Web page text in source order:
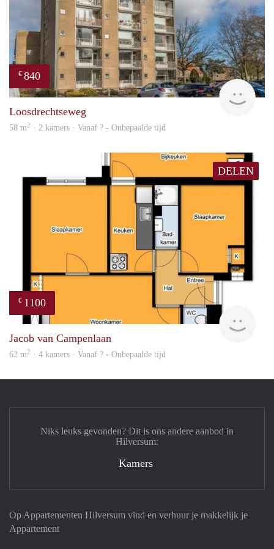
€ 840
Loosdrechtseweg
58 m2 · 2 kamers · Vanaf ? - Onbepaalde tijd
DELEN
€ 1100
Jacob van Campenlaan
62 m2 · 4 kamers · Vanaf ? - Onbepaalde tijd
Op Appartementen Hilversum vind en verhuur je makkelijk je
Appartement
Niks leuks gevonden? Dit is ons andere aanbod in
Hilversum:
Kamers